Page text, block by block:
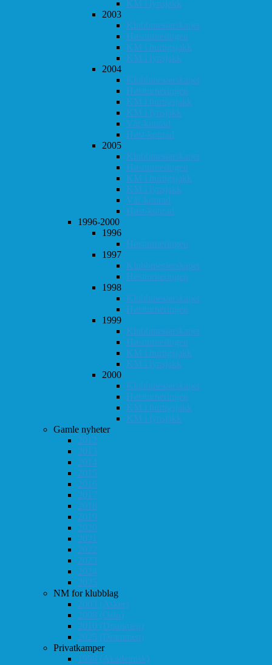
KM i lynsjakk
2003
Klubbmesterskapet
Høstturneringen
KM i hurtigsjakk
KM i lynsjakk
2004
Klubbmesterskapet
Høstturneringen
KM i hurtigsjakk
KM i lynsjakk
Vår-konrad
Høst-konrad
2005
Klubbmesterskapet
Høstturneringen
KM i hurtigsjakk
KM i lynsjakk
Vår-konrad
Høst-konrad
1996-2000
1996
Høstturneringen
1997
Klubbmesterskapet
Høstturneringen
1998
Klubbmesterskapet
Høstturneringen
1999
Klubbmesterskapet
Høstturneringen
KM i hurtigsjakk
KM i lynsjakk
2000
Klubbmesterskapet
Høstturneringen
KM i hurtigsjakk
KM i lynsjakk
Gamle nyheter
2012
2013
2014
2015
2016
2017
2018
2019
2020
2021
2022
2023
2024
2025
NM for klubblag
2003 (Asker)
2008 (Oslo)
2010 (Drammen)
2025 (Drammen)
Privatkamper
1998 (Akademisk)